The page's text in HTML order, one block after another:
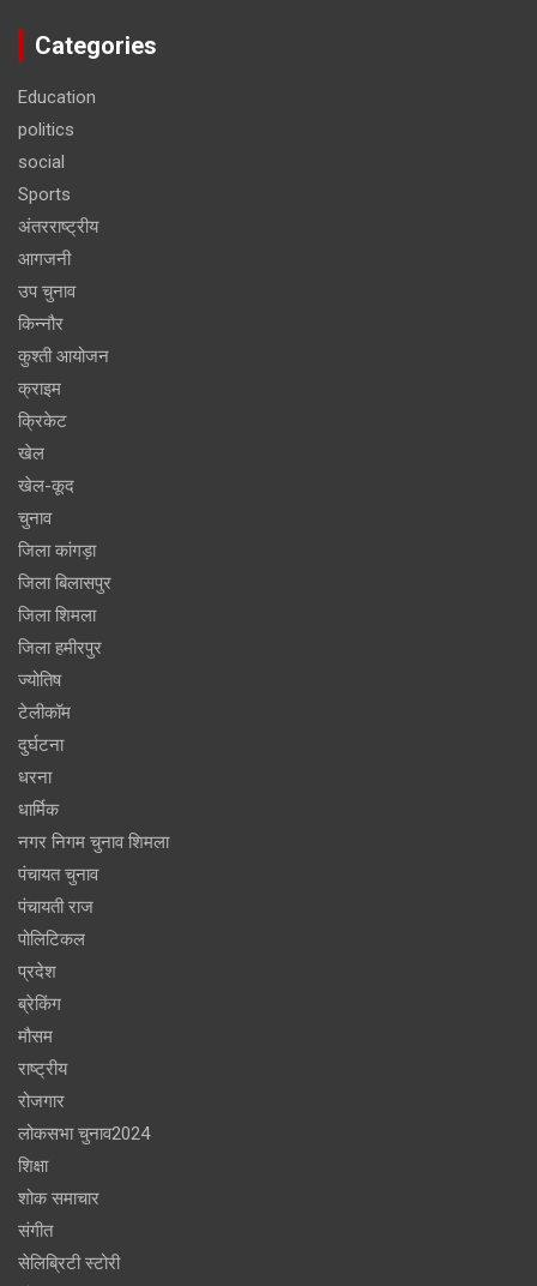
Categories
Education
politics
social
Sports
अंतरराष्ट्रीय
आगजनी
उप चुनाव
किन्नौर
कुश्ती आयोजन
क्राइम
क्रिकेट
खेल
खेल-कूद
चुनाव
जिला कांगड़ा
जिला बिलासपुर
जिला शिमला
जिला हमीरपुर
ज्योतिष
टेलीकॉम
दुर्घटना
धरना
धार्मिक
नगर निगम चुनाव शिमला
पंचायत चुनाव
पंचायती राज
पोलिटिकल
प्रदेश
ब्रेकिंग
मौसम
राष्ट्रीय
रोजगार
लोकसभा चुनाव2024
शिक्षा
शोक समाचार
संगीत
सेलिब्रिटी स्टोरी